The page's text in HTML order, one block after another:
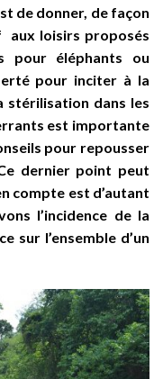
de donner, de façon
aux loisirs proposés
pour éléphants ou
pour inciter à la
stérilisation dans les
est importante
pour repousser
dernier point peut
compte est d’autant
l’incidence de la
sur l’ensemble d’un